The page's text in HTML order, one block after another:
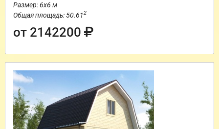
Размер: 6х6 м
Общая площадь: 50.612
от 2142200